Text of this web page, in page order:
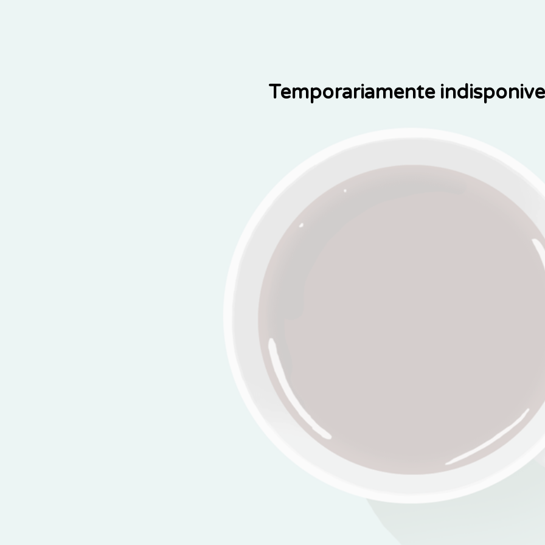
Temporariamente